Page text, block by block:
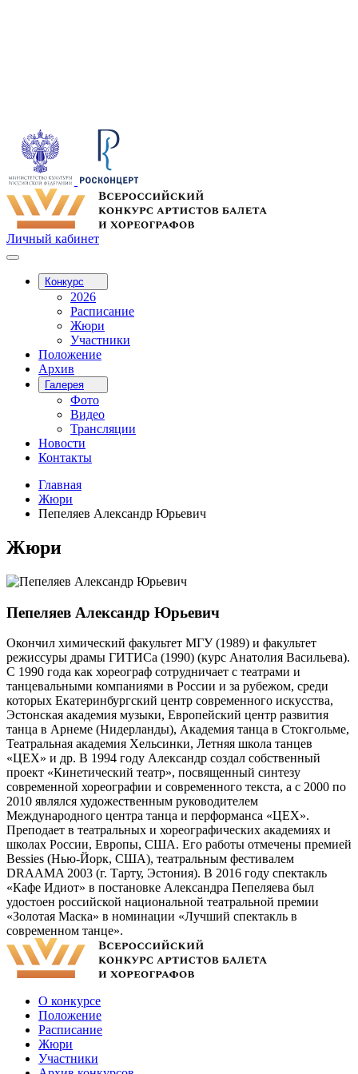
Личный кабинет
Конкурс
2026
Расписание
Жюри
Участники
Положение
Архив
Галерея
Фото
Видео
Трансляции
Новости
Контакты
Главная
Жюри
Пепеляев Александр Юрьевич
Жюри
Пепеляев Александр Юрьевич
Окончил химический факультет МГУ (1989) и факультет
режиссуры драмы ГИТИСа (1990) (курс Анатолия Васильева).
С 1990 года как хореограф сотрудничает с театрами и
танцевальными компаниями в России и за рубежом, среди
которых Екатеринбургский центр современного искусства,
Эстонская академия музыки, Европейский центр развития
танца в Арнеме (Нидерланды), Академия танца в Стокгольме,
Театральная академия Хельсинки, Летняя школа танцев
«ЦЕХ» и др. В 1994 году Александр создал собственный
проект «Кинетический театр», посвященный синтезу
современной хореографии и современного текста, а с 2000 по
2010 являлся художественным руководителем
Международного центра танца и перформанса «ЦЕХ».
Преподает в театральных и хореографических академиях и
школах России, Европы, США. Его работы отмечены премией
Bessies (Нью-Йорк, США), театральным фестивалем
DRAAMA 2003 (г. Тарту, Эстония). В 2016 году спектакль
«Кафе Идиот» в постановке Александра Пепеляева был
удостоен российской национальной театральной премии
«Золотая Маска» в номинации «Лучший спектакль в
современном танце».
О конкурсе
Положение
Расписание
Жюри
Участники